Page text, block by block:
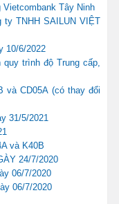
Tây Ninh
ty TNHH SAILUN VIỆT
10/6/2022
trình độ Trung cấp,
và CD05A (có thay đổi
31/5/2021
và K40B
24/7/2020
06/7/2020
06/7/2020